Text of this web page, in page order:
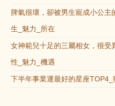
脾氣很壞，卻被男生寵成小公
生_魅力_所在
女神範兒十足的三屬相女，很
性_魅力_機遇
下半年事業運最好的星座